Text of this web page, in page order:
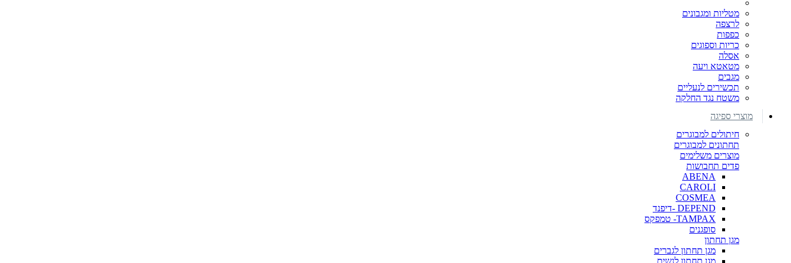
מטליות ומגבונים
לרצפה
כפפות
כריות וספוגים
אסלה
מטאטא ויעה
מגבים
תכשירים לנעליים
משטח נגד החלקה
מוצרי ספיגה
חיתולים למבוגרים
תחתונים למבוגרים
מוצרים משלימים
פדים תחבושות
ABENA
CAROLI
COSMEA
DEPEND -דיפנד
TAMPAX- טמפקס
סופגנים
מגן תחתון
מגן תחתון לגברים
מגן תחתון לנשים